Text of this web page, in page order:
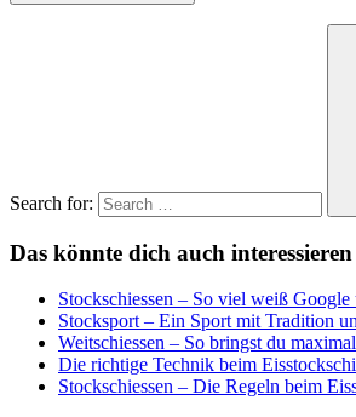
Search for:
Das könnte dich auch interessieren
Stockschiessen – So viel weiß Google
Stocksport – Ein Sport mit Tradition
Weitschiessen – So bringst du
Die richtige Technik beim
Stockschiessen – Die Regeln beim